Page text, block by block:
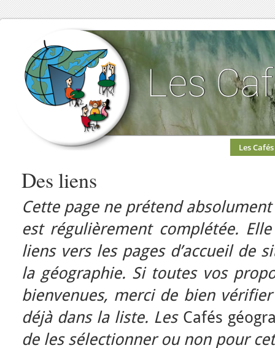
Les Cafés
Des liens
Cette page ne prétend
est régulièrement complétée.
liens vers les pages d’accueil de
la géographie. Si toutes vos
bienvenues, merci de bien
déjà dans la liste. Les Cafés
de les sélectionner ou non pour